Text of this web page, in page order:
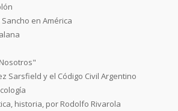
en América
Sarsfield y el Código Civil Argentino
historia, por Rodolfo Rivarola